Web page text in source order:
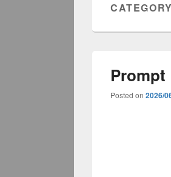
Prompt
Posted on 2026/